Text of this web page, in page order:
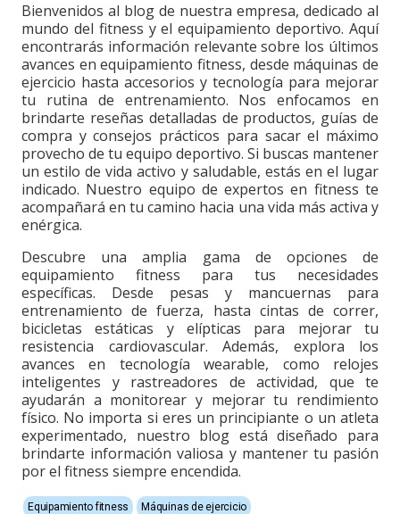
Bienvenidos al blog de nuestra empresa, dedicado al
mundo del fitness y el equipamiento deportivo. Aquí
encontrarás información relevante sobre los últimos
avances en equipamiento fitness, desde máquinas de
ejercicio hasta accesorios y tecnología para mejorar
tu rutina de entrenamiento. Nos enfocamos en
brindarte reseñas detalladas de productos, guías de
compra y consejos prácticos para sacar el máximo
provecho de tu equipo deportivo. Si buscas mantener
un estilo de vida activo y saludable, estás en el lugar
indicado. Nuestro equipo de expertos en fitness te
acompañará en tu camino hacia una vida más activa y
enérgica.
Descubre una amplia gama de opciones de
equipamiento fitness para tus necesidades
específicas. Desde pesas y mancuernas para
entrenamiento de fuerza, hasta cintas de correr,
bicicletas estáticas y elípticas para mejorar tu
resistencia cardiovascular. Además, explora los
avances en tecnología wearable, como relojes
inteligentes y rastreadores de actividad, que te
ayudarán a monitorear y mejorar tu rendimiento
físico. No importa si eres un principiante o un atleta
experimentado, nuestro blog está diseñado para
brindarte información valiosa y mantener tu pasión
por el fitness siempre encendida.
Equipamiento fitness
Máquinas de ejercicio